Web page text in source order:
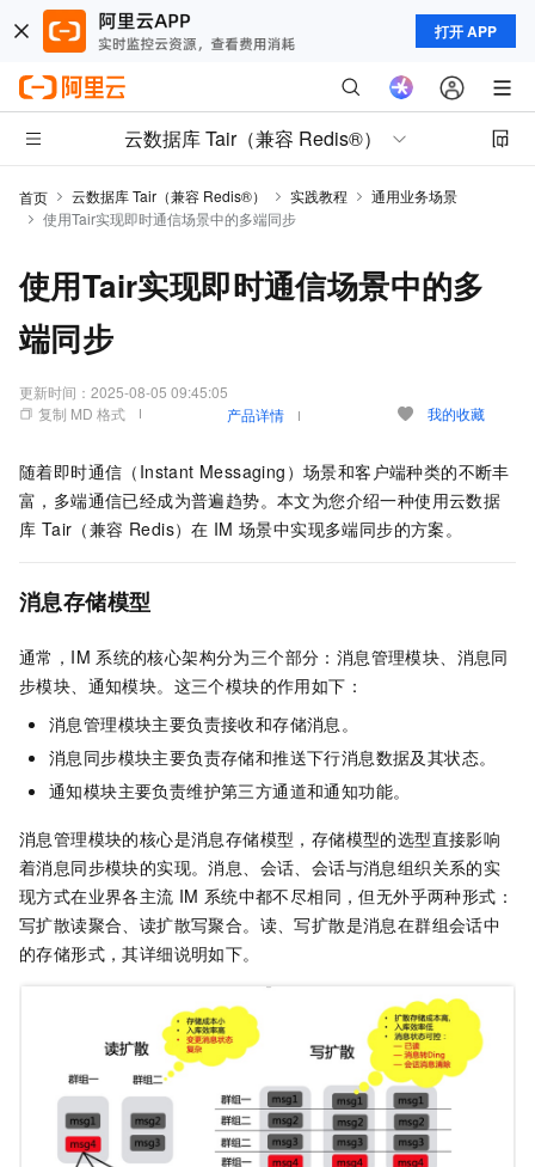
打开 APP
云数据库 Tair（兼容 Redis®）
首页 云数据库 Tair（兼容 Redis®） 实践教程
通用业务场景
使用Tair实现即时通信场景中的多端同步
使用Tair实现即时通信场景中的多
端同步
更新时间： 2025-08-05 09:45:05
复制 MD 格式
产品详情 我的收藏
随着即时通信（Instant Messaging）场景和客户端种类的不断丰
富，多端通信已经成为普遍趋势。本文为您介绍一种使用云数据
库 Tair（兼容 Redis）在 IM 场景中实现多端同步的方案。
消息存储模型
通常，IM 系统的核心架构分为三个部分：消息管理模块、消息同
步模块、通知模块。这三个模块的作用如下：
消息管理模块主要负责接收和存储消息。
消息同步模块主要负责存储和推送下行消息数据及其状态。
通知模块主要负责维护第三方通道和通知功能。
消息管理模块的核心是消息存储模型，存储模型的选型直接影响
着消息同步模块的实现。消息、会话、会话与消息组织关系的实
现方式在业界各主流 IM 系统中都不尽相同，但无外乎两种形式：
写扩散读聚合、读扩散写聚合。读、写扩散是消息在群组会话中
的存储形式，其详细说明如下。